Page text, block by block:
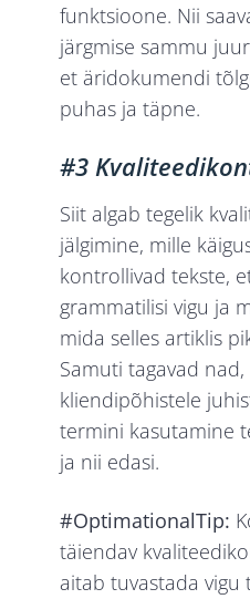
funktsioone. Nii
järgmise sammu
et äridokumendi
puhas ja täpne.
#3
Siit algab tegelik
jälgimine, mille
kontrollivad tekste,
grammatilisi vigu ja
mida selles artiklis
Samuti tagavad
kliendipõhistele
termini kasutamine
ja nii edasi.
#OptimationalTip:
täiendav
aitab tuvastada vigu